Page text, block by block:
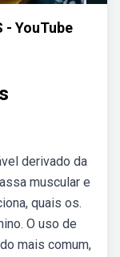
- YouTube
derivado da
muscular e
quais os.
O uso de
mais comum,